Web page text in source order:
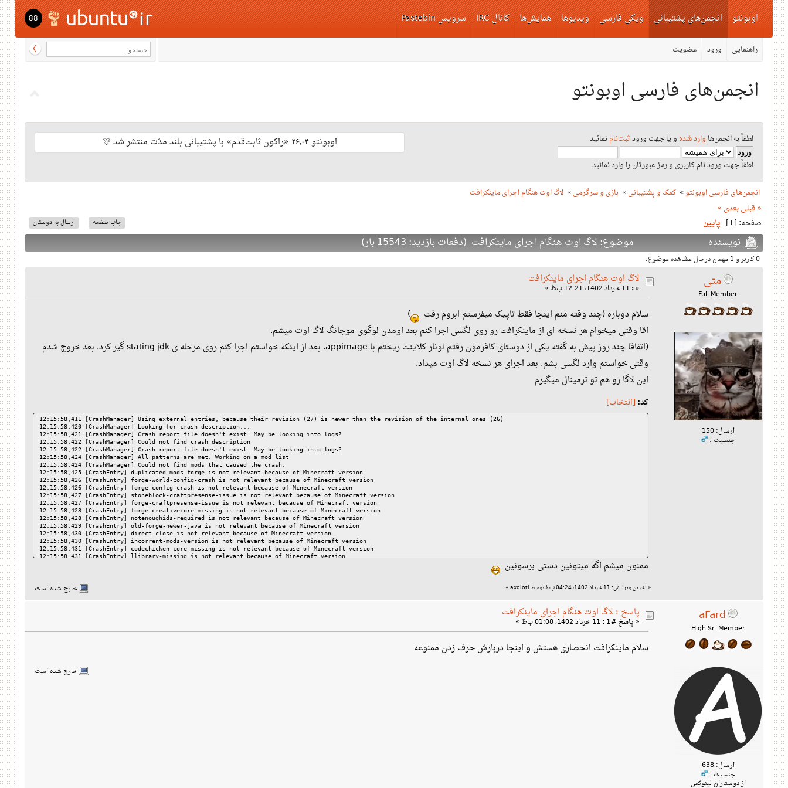
اوبونتو انجمن‌های پشتیبانی
راهنمایی ورود عضویت
ویکی فارسی ویدیوها همایش‌ها کانال IRC سرویس Pastebin 88
انجمن‌های فارسی اوبونتو
لطفاً به انجمن‌ها وارد شده و یا جهت ورودثبت‌نامنمائید
لطفاً جهت ورود نام کاربری و رمز عبورتان را وارد نمائید
اوبونتو ۲۶٫۰۴ «راکون ثابت‌قدم» با پشتیبانی بلند مدّت منتشر شد 🎊
انجمن‌های فارسی اوبونتو» کمک و پشتیبانی» بازی و سرگرمی» لاگ اوت هنگام اجرای ماینکرافت
« قبلیبعدی »
ارسال به دوستان چاپ صفحه صفحه: [1
] پایین
نویسنده موضوع: لاگ اوت هنگام اجرای ماینکرافت (دفعات بازدید: 15543 بار)
0 کاربر و 1 مهمان درحال مشاهده موضوع.
متی
Full Member
ارسال: 150
جنسیت :
لاگ اوت هنگام اجرای ماینکرافت
«
:
سلام دوباره (چند وقته منم اینجا فقط تاپیک میفرستم ابروم رفت
)
اقا وقتی میخوام هر نسخه ای از ماینکرافت رو روی لگسی اجرا کنم بعد اومدن لوگوی موجانگ لاگ اوت میشم.
(اتفاقا چند روز پیش به گفته یکی از دوستای کافرمون رفتم لونار کلاینت ریختم با appimage. بعد از اینکه خواستم اجرا کنم روی مرحله ی stating jdk گیر کرد. بعد خروج شدم
وقتی خواستم وارد لگسی بشم. بعد اجرای هر نسخه لاگ اوت میداد.
این لاگا رو هم تو ترمینال میگیرم
کد: [انتخاب]
12:15:58,411 [CrashManager] Using external entries, because their revision (27) is newer than the revision of the internal ones (26)
12:15:58,420 [CrashManager] Looking for crash description...
12:15:58,421 [CrashManager] Crash report file doesn't exist. May be looking into logs?
12:15:58,422 [CrashManager] Could not find crash description
12:15:58,422 [CrashManager] Crash report file doesn't exist. May be looking into logs?
12:15:58,424 [CrashManager] All patterns are met. Working on a mod list
12:15:58,424 [CrashManager] Could not find mods that caused the crash.
12:15:58,425 [CrashEntry] duplicated-mods-forge is not relevant because of Minecraft version
12:15:58,426 [CrashEntry] forge-world-config-crash is not relevant because of Minecraft version
12:15:58,426 [CrashEntry] forge-config-crash is not relevant because of Minecraft version
12:15:58,427 [CrashEntry] stoneblock-craftpresense-issue is not relevant because of Minecraft version
12:15:58,427 [CrashEntry] forge-craftpresense-issue is not relevant because of Minecraft version
12:15:58,428 [CrashEntry] forge-creativecore-missing is not relevant because of Minecraft version
12:15:58,428 [CrashEntry] notenoughids-required is not relevant because of Minecraft version
12:15:58,429 [CrashEntry] old-forge-newer-java is not relevant because of Minecraft version
12:15:58,430 [CrashEntry] direct-close is not relevant because of Minecraft version
12:15:58,430 [CrashEntry] incorrent-mods-version is not relevant because of Minecraft version
12:15:58,431 [CrashEntry] codechicken-core-missing is not relevant because of Minecraft version
12:15:58,431 [CrashEntry] llibrary-missing is not relevant because of Minecraft version
12:15:58,436 [CrashEntry] firewall-block is not relevant because of OS
12:15:58,440 [CrashEntry] bad-mainclass is not relevant because of exit code
ممنون میشم اگه میتونین دستی برسونین
«آخرین ویرایش: 11 خرداد 1402، 04:24 ب‌ظ توسط axolotl » خارج شده است
aFard
High Sr. Member
ارسال: 638
جنسیت :
از دوستاران لینوکس
پاسخ : لاگ اوت هنگام اجرای ماینکرافت
« پاسخ #1 :
سلام ماینکرافت انحصاری هستش و اینجا دربارش حرف زدن ممنوعه
خارج شده است